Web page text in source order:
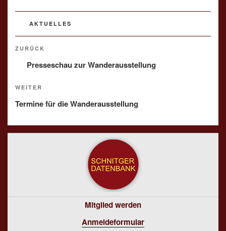
KATEGORIEN
AKTUELLES
Vorheriger
Beitrag
ZURÜCK
Presseschau zur Wanderausstellung
Nächster
Beitrag
WEITER
Termine für die Wanderausstellung
Mitglied werden
Anmeldeformular